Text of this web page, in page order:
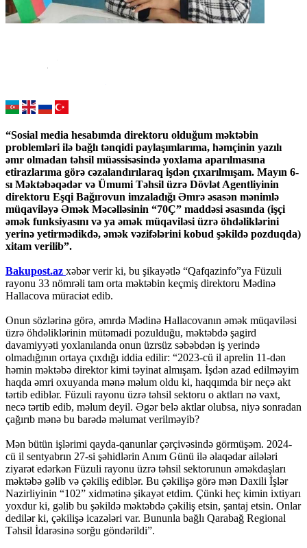
“Sosial media hesabımda direktoru olduğum məktəbin
problemləri ilə bağlı tənqidi paylaşımlarıma, həmçinin yazılı
əmr olmadan təhsil müəssisəsində yoxlama aparılmasına
etirazlarıma görə cəzalandırılaraq işdən çıxarılmışam. Mayın 6-
sı Məktəbəqədər və Ümumi Təhsil üzrə Dövlət Agentliyinin
direktoru Eşqi Bağırovun imzaladığı Əmrə əsasən mənimlə
müqaviləyə Əmək Məcəlləsinin “70Ç” maddəsi əsasında (işçi
əmək funksiyasını və ya əmək müqaviləsi üzrə öhdəliklərini
yerinə yetirmədikdə, əmək vəzifələrini kobud şəkildə pozduqda)
xitam verilib”.
Bakupost.az xəbər verir ki, bu şikayətlə “Qafqazinfo”ya Füzuli
rayonu 33 nömrəli tam orta məktəbin keçmiş direktoru Mədinə
Hallacova müraciət edib.
Onun sözlərinə görə, əmrdə Mədinə Hallacovanın əmək müqaviləsi
üzrə öhdəliklərinin mütəmadi pozulduğu, məktəbdə şagird
davamiyyəti yoxlanılanda onun üzrsüz səbəbdən iş yerində
olmadığının ortaya çıxdığı iddia edilir: “2023-cü il aprelin 11-dən
həmin məktəbə direktor kimi təyinat almışam. İşdən azad edilməyim
haqda əmri oxuyanda mənə məlum oldu ki, haqqımda bir neçə akt
tərtib ediblər. Füzuli rayonu üzrə təhsil sektoru o aktları nə vaxt,
necə tərtib edib, məlum deyil. Əgər belə aktlar olubsa, niyə sonradan
çağırıb mənə bu barədə məlumat verilməyib?
Mən bütün işlərimi qayda-qanunlar çərçivəsində görmüşəm. 2024-
cü il sentyabrın 27-si şəhidlərin Anım Günü ilə əlaqədar ailələri
ziyarət edərkən Füzuli rayonu üzrə təhsil sektorunun əməkdaşları
məktəbə gəlib və çəkiliş ediblər. Bu çəkilişə görə mən Daxili İşlər
Nazirliyinin “102” xidmətinə şikayət etdim. Çünki heç kimin ixtiyarı
yoxdur ki, gəlib bu şəkildə məktəbdə çəkiliş etsin, şantaj etsin. Onlar
dedilər ki, çəkilişə icazələri var. Bununla bağlı Qarabağ Regional
Təhsil İdarəsinə sorğu göndərildi”.